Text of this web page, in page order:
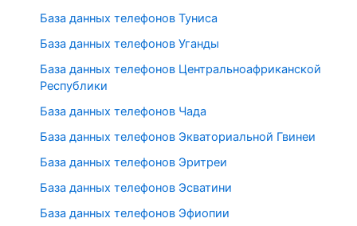
База данных телефонов Туниса
База данных телефонов Уганды
База данных телефонов Центральноафриканской
Республики
База данных телефонов Чада
База данных телефонов Экваториальной Гвинеи
База данных телефонов Эритреи
База данных телефонов Эсватини
База данных телефонов Эфиопии